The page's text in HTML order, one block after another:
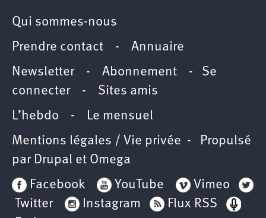
Qui sommes-nous
Prendre contact - Annuaire
Newsletter - Abonnement - Se
connecter- Sites amis
L’hebdo - Le mensuel
Mentions légales / Vie privée - Propulsé
par Drupal et Omega
Facebook
YouTube
Vimeo
Twitter
Instagram
Flux RSS